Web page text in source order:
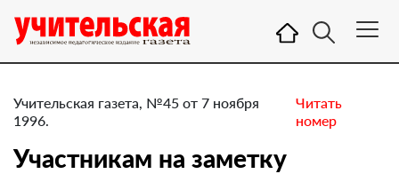
Учительская газета, №45 от 7 ноября
1996.
Читать
номер
Участникам на заметку